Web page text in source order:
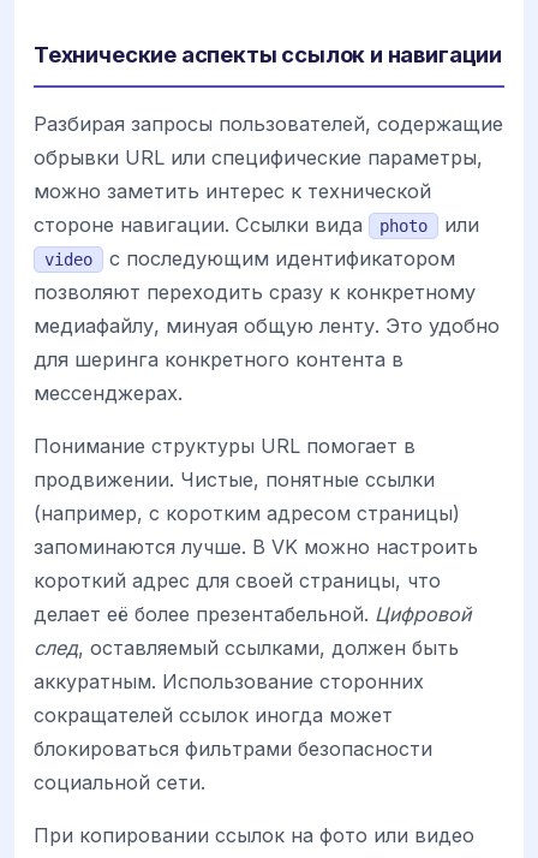
Технические аспекты ссылок и навигации
Разбирая запросы пользователей, содержащие
обрывки URL или специфические параметры,
можно заметить интерес к технической
стороне навигации. Ссылки вида
photo или
video
с последующим идентификатором
позволяют переходить сразу к конкретному
медиафайлу, минуая общую ленту. Это удобно
для шеринга конкретного контента в
мессенджерах.
Понимание структуры URL помогает в
продвижении. Чистые, понятные ссылки
(например, с коротким адресом страницы)
запоминаются лучше. В VK можно настроить
короткий адрес для своей страницы, что
делает её более презентабельной. Цифровой
след, оставляемый ссылками, должен быть
аккуратным. Использование сторонних
сокращателей ссылок иногда может
блокироваться фильтрами безопасности
социальной сети.
При копировании ссылок на фото или видео